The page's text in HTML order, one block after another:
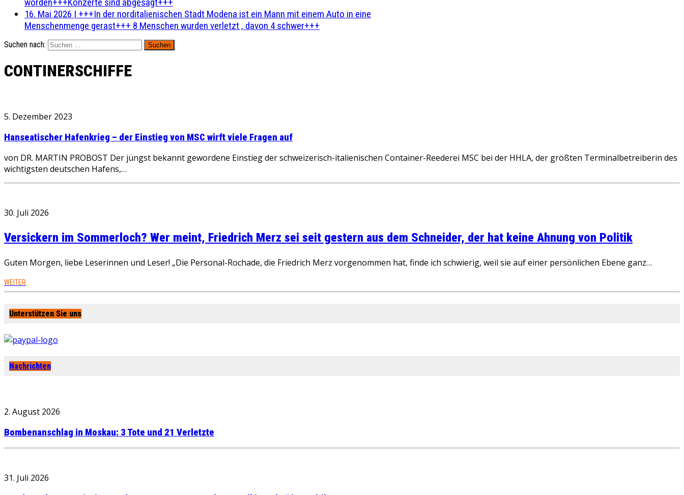
16. Mai 2026 | +++In der norditalienischen Stadt Modena ist ein Mann mit einem Auto in eine
Menschenmenge gerast+++ 8 Menschen wurden verletzt , davon 4 schwer+++
Suchen nach:
CONTINERSCHIFFE
5. Dezember 2023
Hanseatischer Hafenkrieg – der Einstieg von MSC wirft viele Fragen auf
von DR. MARTIN PROBOST Der jüngst bekannt gewordene Einstieg der schweizerisch-italienischen Container-Reederei MSC bei der HHLA, der größten Terminalbetreiberin des
wichtigsten deutschen Hafens,…
30. Juli 2026
Versickern im Sommerloch? Wer meint, Friedrich Merz sei seit gestern aus dem Schneider, der hat keine Ahnung von Politik
Guten Morgen, liebe Leserinnen und Leser! „Die Personal-Rochade, die Friedrich Merz vorgenommen hat, finde ich schwierig, weil sie auf einer persönlichen Ebene ganz…
WEITER
Unterstützen Sie uns
Nachrichten
2. August 2026
Bombenanschlag in Moskau: 3 Tote und 21 Verletzte
31. Juli 2026